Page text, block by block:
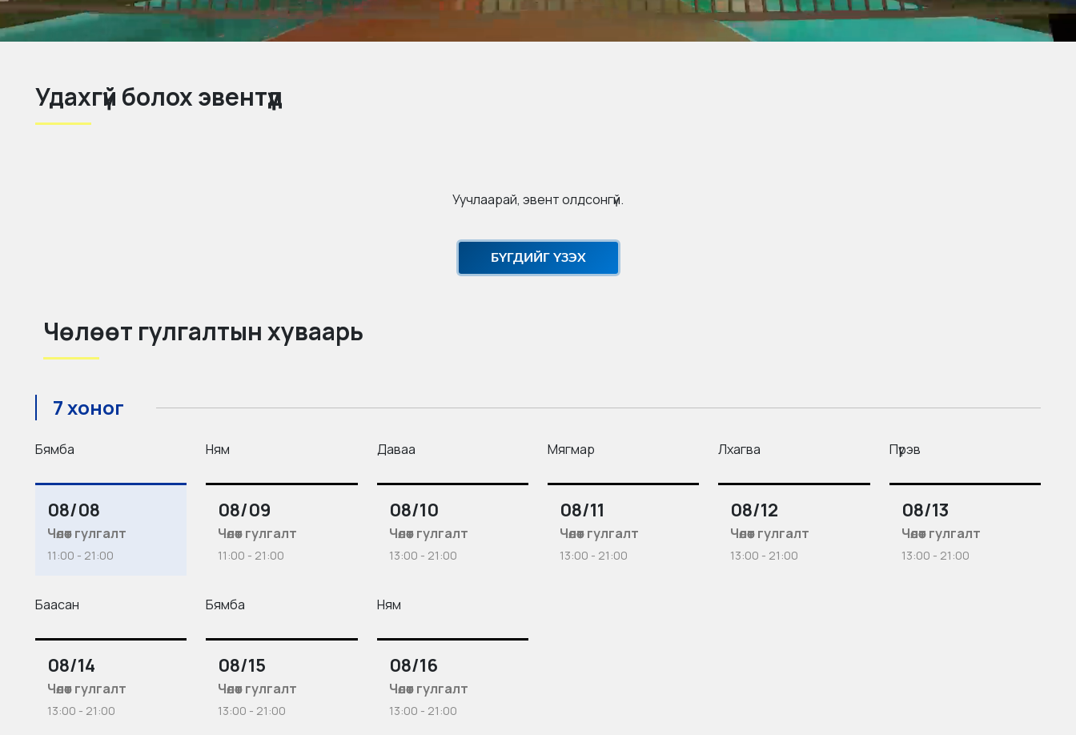
Удахгүй болох эвентүүд
Уучлаарай, эвент олдсонгүй.
БҮГДИЙГ ҮЗЭХ
Чөлөөт гулгалтын хуваарь
7 хоног
Бямба
08/08
Чөлөөт гулгалт
11:00 - 21:00
Ням
08/09
Чөлөөт гулгалт
11:00 - 21:00
Даваа
08/10
Чөлөөт гулгалт
13:00 - 21:00
Мягмар
08/11
Чөлөөт гулгалт
13:00 - 21:00
Лхагва
08/12
Чөлөөт гулгалт
13:00 - 21:00
Пүрэв
08/13
Чөлөөт гулгалт
13:00 - 21:00
Баасан
08/14
Чөлөөт гулгалт
13:00 - 21:00
Бямба
08/15
Чөлөөт гулгалт
13:00 - 21:00
Ням
08/16
Чөлөөт гулгалт
13:00 - 21:00